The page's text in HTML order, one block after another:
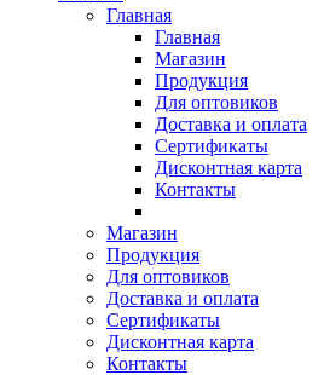
Главная
Главная
Магазин
Продукция
Для оптовиков
Доставка и оплата
Сертификаты
Дисконтная карта
Контакты
Магазин
Продукция
Для оптовиков
Доставка и оплата
Сертификаты
Дисконтная карта
Контакты